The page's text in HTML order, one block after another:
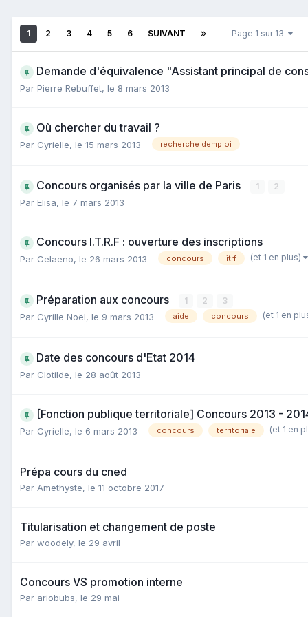
1 2 3 4 5 6 SUIVANT Page 1 sur 13
Demande d'équivalence "Assistant principal de
Par Pierre Rebuffet, le 8 mars 2013
Où chercher du travail ?
Par Cyrielle, le 15 mars 2013 recherche demploi
Concours organisés par la ville de Paris 1 2
Par Elisa, le 7 mars 2013
Concours I.T.R.F : ouverture des inscriptions
Par Celaeno, le 26 mars 2013 concours itrf (et 1 en plus)
Préparation aux concours 1 2 3
Par Cyrille Noël, le 9 mars 2013 aide concours (et 1 en
Date des concours d'Etat 2014
Par Clotilde, le 28 août 2013
[Fonction publique territoriale] Concours 2013 -
Par Cyrielle, le 6 mars 2013 concours territoriale (et 1 en
Prépa cours du cned
Par Amethyste, le 11 octobre 2017
Titularisation et changement de poste
Par woodely, le 29 avril
Concours VS promotion interne
Par ariobubs, le 29 mai